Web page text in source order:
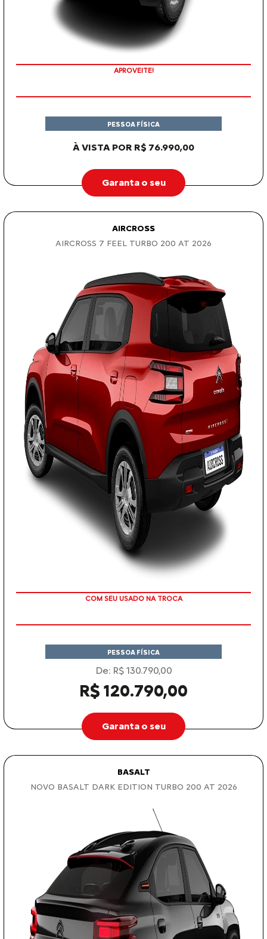
APROVEITE!
À VISTA POR R$ 76.990,00
PESSOA FÍSICA
Garanta o seu
AIRCROSS
AIRCROSS 7 FEEL TURBO 200 AT 2026
TAXA ZERO
PESSOA FÍSICA
De: R$ 130.790,00
R$ 120.790,00
Garanta o seu
BASALT
NOVO BASALT DARK EDITION TURBO 200 AT 2026